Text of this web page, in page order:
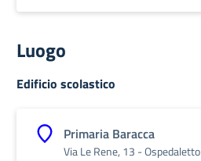
Luogo
Edificio scolastico
Primaria Baracca
Via Le Rene, 13 - Ospedaletto